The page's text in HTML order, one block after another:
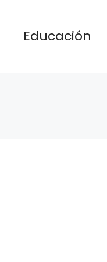
Educación